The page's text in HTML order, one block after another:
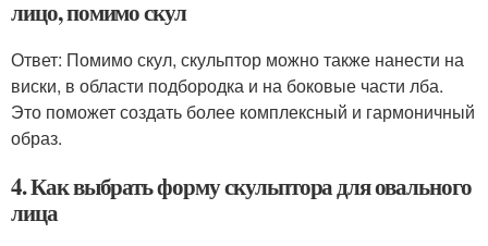
лицо, помимо скул
Ответ: Помимо скул, скульптор можно также нанести на
виски, в области подбородка и на боковые части лба.
Это поможет создать более комплексный и гармоничный
образ.
4. Как выбрать форму скульптора для овального
лица